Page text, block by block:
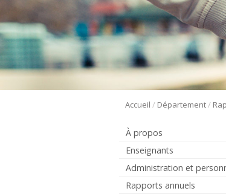
Accueil / Département/
À propos
Enseignants
Administration et
Rapports annuels